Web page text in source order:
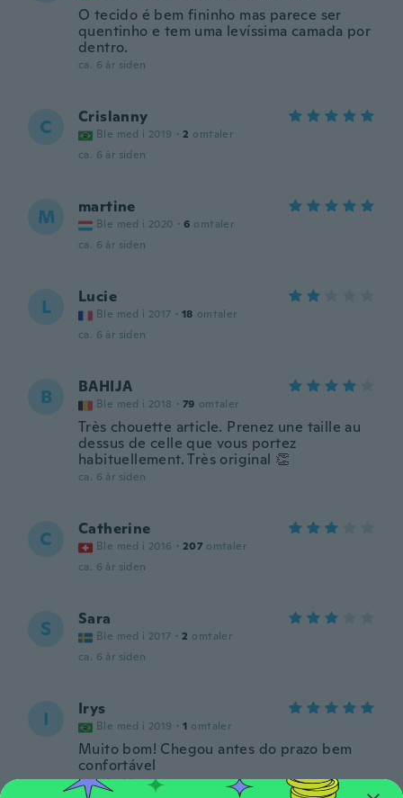
O tecido é bem fininho mas parece ser
quentinho e tem uma levíssima camada por
dentro.
ca. 6 år siden
C Crislanny
Ble med i 2019 · 2 omtaler
ca. 6 år siden
M martine
Ble med i 2020 · 6 omtaler
ca. 6 år siden
L Lucie
Ble med i 2017 · 18 omtaler
ca. 6 år siden
B BAHIJA
Ble med i 2018 · 79 omtaler
Très chouette article. Prenez une taille au
dessus de celle que vous portez
habituellement. Très original 👏
ca. 6 år siden
C Catherine
Ble med i 2016 · 207 omtaler
ca. 6 år siden
S Sara
Ble med i 2017 · 2 omtaler
ca. 6 år siden
I Irys
Ble med i 2019 · 1 omtaler
Muito bom! Chegou antes do prazo bem
confortável
ca. 6 år siden